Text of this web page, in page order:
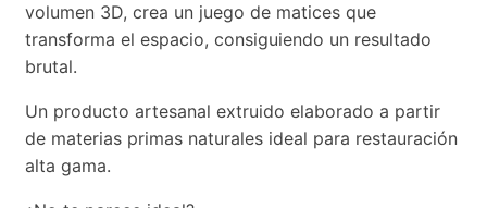
volumen 3D, crea un juego de matices que
transforma el espacio, consiguiendo un resultado
brutal.
Un producto artesanal extruido elaborado a partir
de materias primas naturales ideal para restauración
alta gama.